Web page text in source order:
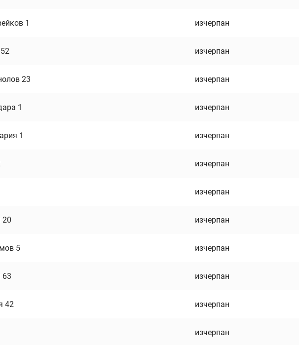
1 изчерпан
изчерпан
23 изчерпан
1 изчерпан
1 изчерпан
изчерпан
изчерпан
20 изчерпан
5 изчерпан
63 изчерпан
42 изчерпан
изчерпан